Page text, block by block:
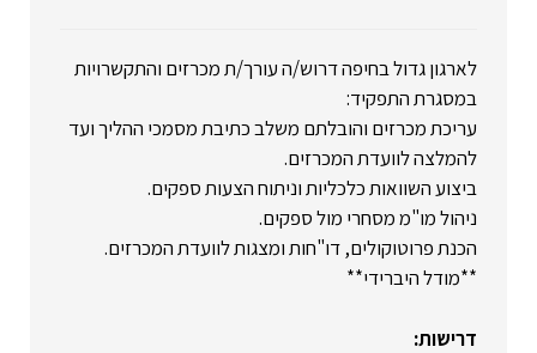
לארגון גדול בחיפה דרוש/ה עורך/ת מכרזים והתקשרויות
במסגרת התפקיד:
עריכת מכרזים והובלתם משלב כתיבת מסמכי ההליך ועד
להמלצה לוועדת המכרזים.
ביצוע השוואות כלכליות וניתוח הצעות ספקים.
ניהול מו"מ מסחרי מול ספקים.
הכנת פרוטוקולים, דו"חות ומצגות לוועדת המכרזים.
**מודל היברידי**
דרישות: